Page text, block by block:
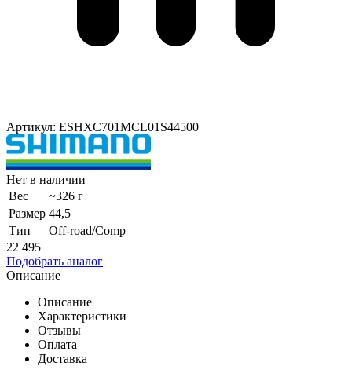
Артикул: ESHXC701MCL01S44500
Нет в наличии
Вес
~326 г
Размер 44,5
Тип
Off-road/Comp
22 495
Подобрать аналог
Описание
Описание
Характеристики
Отзывы
Оплата
Доставка